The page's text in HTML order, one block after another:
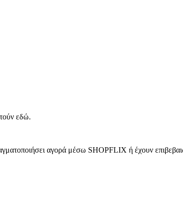
εδώ.
αγορά μέσω SHOPFLIX ή έχουν